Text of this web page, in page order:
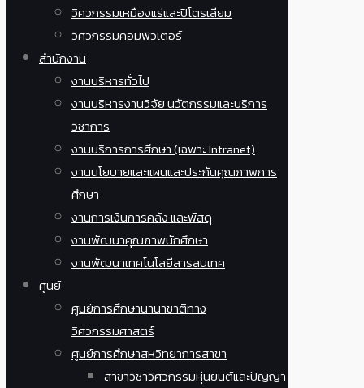
วิศวกรรมเหมืองแร่และปิโตรเลียม
วิศวกรรมคอมพิวเตอร์
สำนักงาน
งานบริหารทั่วไป
งานบริหารงานวิจัย นวัตกรรมและบริการ
วิชาการ
งานบริการการศึกษา (เฉพาะ Intranet)
งานนโยบายและแผนและประกันคุณภาพการ
ศึกษา
งานการเงินการคลัง และพัสดุ
งานพัฒนาคุณภาพนักศึกษา
งานพัฒนาเทคโนโลยีสารสนเทศ
ศูนย์
ศูนย์การศึกษานานาชาติทาง
วิศวกรรมศาสตร์
ศูนย์การศึกษาสหวิทยาการสาขา
สาขาวิชาวิศวกรรมหุ่นยนต์และปัญญา